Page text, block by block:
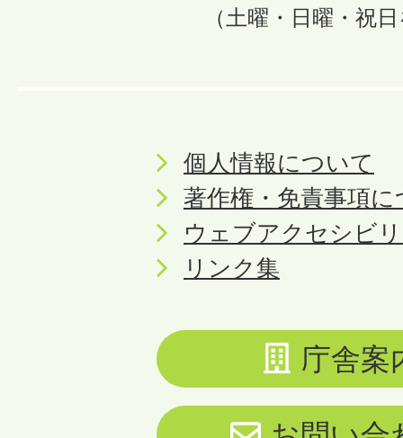
（土曜・日曜・祝
個人情報について
著作権・免責事項
ウェブアクセシビ
リンク集
庁舎案